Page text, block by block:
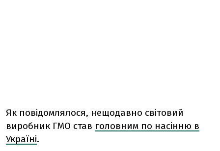
Як повідомлялося, нещодавно світовий
виробник ГМО став головним по насінню в
Україні.